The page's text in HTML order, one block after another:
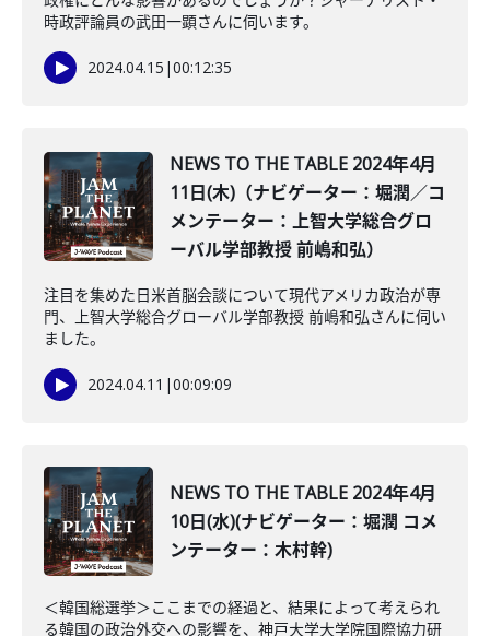
時政評論員の武田一顕さんに伺います。
2024.04.15 |00:12:35
NEWS TO THE TABLE 2024年4月
11日(木)（ナビゲーター：堀潤／コ
メンテーター：上智大学総合グロ
ーバル学部教授 前嶋和弘）
注目を集めた日米首脳会談について現代アメリカ政治が専
門、上智大学総合グローバル学部教授 前嶋和弘さんに伺い
ました。
2024.04.11 |00:09:09
NEWS TO THE TABLE 2024年4月
10日(水)(ナビゲーター：堀潤 コメ
ンテーター：木村幹)
＜韓国総選挙＞ここまでの経過と、結果によって考えられ
る韓国の政治外交への影響を、神戸大学大学院国際協力研